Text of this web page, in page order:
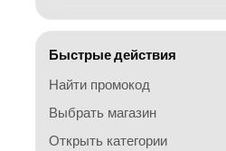
Быстрые действия
Найти промокод
Выбрать магазин
Открыть категории